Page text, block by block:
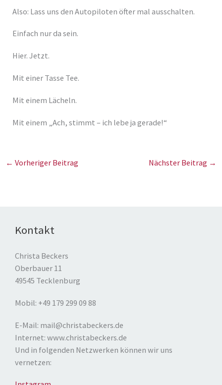
Also: Lass uns den Autopiloten öfter mal ausschalten.
Einfach nur da sein.
Hier. Jetzt.
Mit einer Tasse Tee.
Mit einem Lächeln.
Mit einem „Ach, stimmt – ich lebe ja gerade!“
← Vorheriger Beitrag Nächster Beitrag →
Kontakt
Christa Beckers
Oberbauer 11
49545 Tecklenburg
Mobil: +49 179 299 09 88
E-Mail: mail@christabeckers.de
Internet: www.christabeckers.de
Und in folgenden Netzwerken können wir uns
vernetzen: